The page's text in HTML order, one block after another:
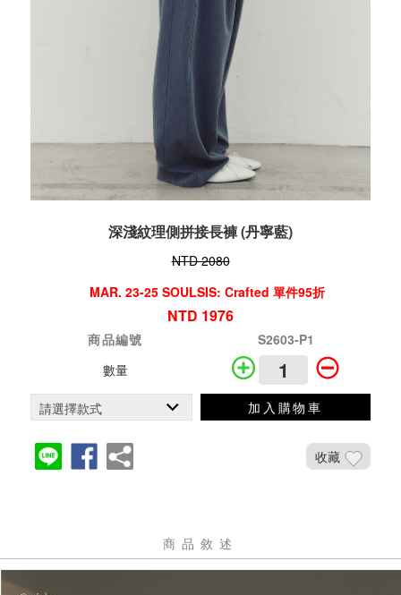
深淺紋理側拼接長褲 (丹寧藍)
NTD 2080
MAR. 23-25 SOULSIS: Crafted 單件95折
NTD 1976
商品編號
S2603-P1
數量
加入購物車
收藏
商品敘述